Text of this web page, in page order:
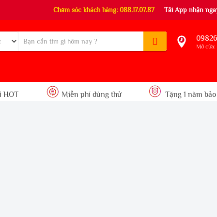
Chăm sóc khách hàng: 088.17.07.87 Tải App nhận
Mở
HOT Miễn phí dùng thử Tặng 1 năm